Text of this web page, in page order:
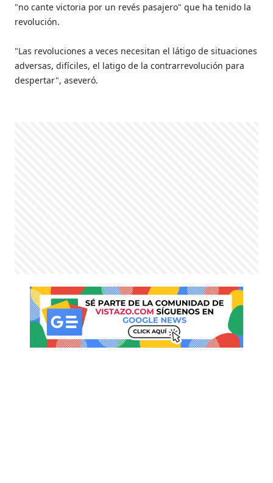
"no cante victoria por un revés pasajero" que ha tenido la
revolución.
"Las revoluciones a veces necesitan el látigo de situaciones
adversas, difíciles, el latigo de la contrarrevolución para
despertar", aseveró.